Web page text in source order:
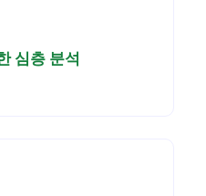
심층 분석